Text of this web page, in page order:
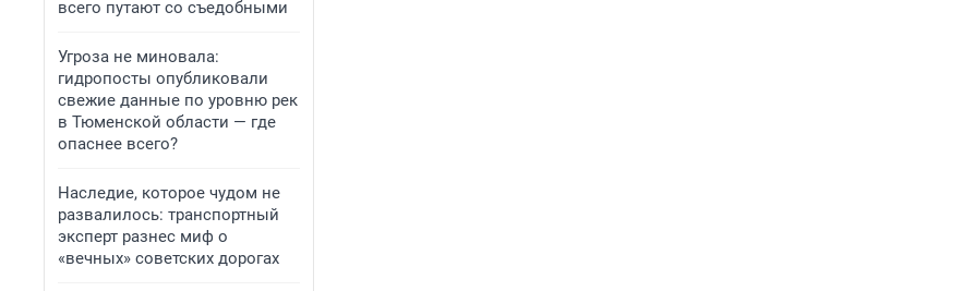
всего путают со съедобными
Угроза не миновала:
гидропосты опубликовали
свежие данные по уровню рек
в Тюменской области — где
опаснее всего?
Наследие, которое чудом не
развалилось: транспортный
эксперт разнес миф о
«вечных» советских дорогах